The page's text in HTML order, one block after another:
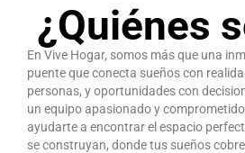
¿Quiénes
En Vive Hogar, somos más que una
puente que conecta sueños con
personas, y oportunidades con
un equipo apasionado y
ayudarte a encontrar el espacio
se construyan, donde tus sueños